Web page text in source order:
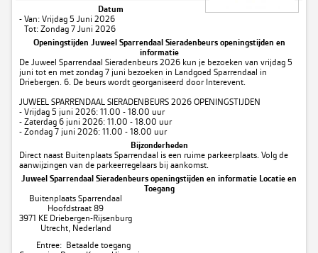
Datum
- Van: Vrijdag 5 Juni 2026
Tot: Zondag 7 Juni 2026
Openingstijden Juweel Sparrendaal Sieradenbeurs openingstijden en
informatie
De Juweel Sparrendaal Sieradenbeurs 2026 kun je bezoeken van vrijdag 5
juni tot en met zondag 7 juni bezoeken in Landgoed Sparrendaal in
Driebergen. 6. De beurs wordt georganiseerd door Interevent.
JUWEEL SPARRENDAAL SIERADENBEURS 2026 OPENINGSTIJDEN
- Vrijdag 5 juni 2026: 11.00 - 18.00 uur
- Zaterdag 6 juni 2026: 11.00 - 18.00 uur
- Zondag 7 juni 2026: 11.00 - 18.00 uur
Bijzonderheden
Direct naast Buitenplaats Sparrendaal is een ruime parkeerplaats. Volg de
aanwijzingen van de parkeerregelaars bij aankomst.
Juweel Sparrendaal Sieradenbeurs openingstijden en informatie Locatie en
Toegang
Buitenplaats Sparrendaal
Hoofdstraat 89
3971 KE Driebergen-Rijsenburg
Utrecht, Nederland
Entree: Betaalde toegang